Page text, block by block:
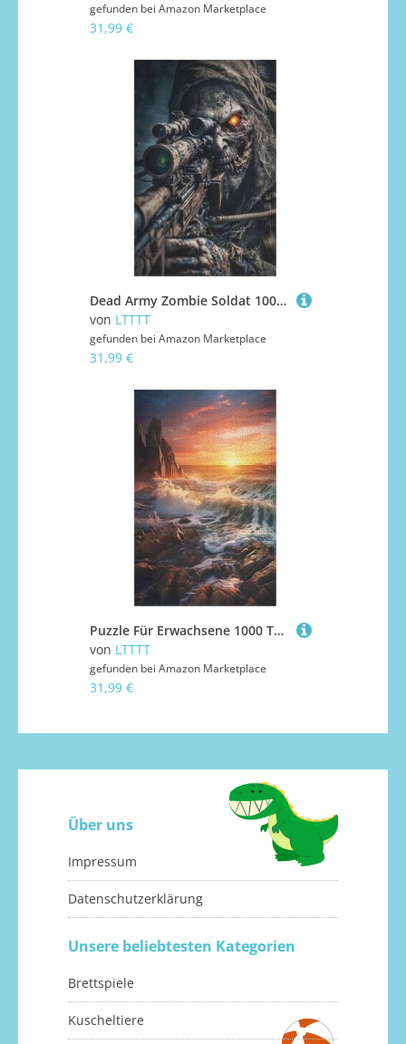
gefunden bei Amazon Marketplace
31,99 €
Dead Army Zombie Soldat 1000 Teile Puzzles Für Erwachsene, Impossible Puzzle, GesKükenlichkeitsspiel Für Die Ganze Familie, Kinder Holzpuzzle 78×53cm
von LTTTT
gefunden bei Amazon Marketplace
31,99 €
Puzzle Für Erwachsene 1000 Teiliges Sonnenuntergang Puzzles Für Erwachsene Holzbrettpuzzles Denksportaufgaben Für Erwachsene 78×53cm
von LTTTT
gefunden bei Amazon Marketplace
31,99 €
Über uns
Impressum
Datenschutzerklärung
Unsere beliebtesten Kategorien
Brettspiele
Kuscheltiere